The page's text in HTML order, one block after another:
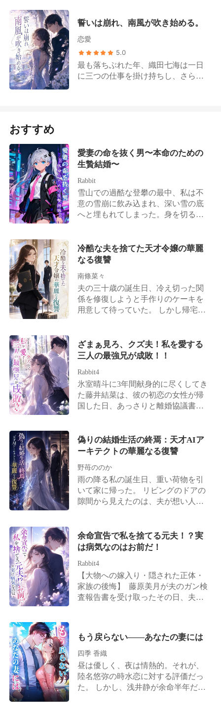
理由。それは、彼が愛してやまない
後輩の命を繋ぐための、ただの「生
きた血液バンク」として私を飼って
おくためだったのだ。 ――それな
ら、いいでしょう。あなたたちのそ
の残酷な望み、私が叶えてあげる。
付いたかのように熱く感じられる。
このドレスは、彼が私の勝訴を祝っ
ズ。私には窮屈で息が詰まるほどだ
ったが、唐沢沙織にはぴったりのサ
イズだった。 ふと、大学時代に教授
捨てることを決めた。
ることもできぬまま、胸に開いた穴
から命の光を少しずつ失っていっ
た。 私は血に濡れた子供たちの亡骸
を抱きしめ、黒石狼族の長老のもと
を訪れた。 「かつて、あなたが私を
救ってくださった時、私は白狼の月
ず、「お前が一番役立たずだから
継姉が美咲の妊娠の秘密を知り、彼
女の首を絞め上げた。 もう死ぬと思
ったその時、玄関のドアが突然押し
開けられた。 「ドレーヴン伯爵、ご
はせず、まず彼女の腹に視線を落と
し、冷たい声で尋ねた。「その子の
れられない人、夏晚晴が帰国した
時、寧舒禾はついに別れる決意を固
めた。これでお互い様だ。 離婚協議
書と国境なき医師団への申請が下り
るのを待つ間、寧舒禾はまさか封名
舟が夏晚晴のために、何度も自分を
誓いは崩れ、南風が吹き始める。
恋愛
5.0
最も落ちぶれた年、織田七海は一日
に三つの仕事を掛け持ちし、さらに
は、花嫁が入れ替わっていた。 七海
は目を赤くして笑ったが、泣きも騒
迎える一方で、彼女も名家の両親か
ら電話を受けた。 「七海、一族の内
乱は七日後には収まる。準備をして
おけ。その時、迎えに行く!」
おすすめ
愛妻の命を抜く男〜本命のための
生贄結婚〜
Rabbit
雪山での過酷な登攀の最中、私は不
意の雪崩に飲み込まれ、深い雪の底
へと埋もれてしまった。身を切るよ
ていた。 そんな私を、夫は素手で10
時間も雪を掘り続け、十本の指から
出してくれた。そして直ちにチャー
ター機を手配し、最高級のプライベ
ート病院へと私を運び込み、懸命の
救命措置をとらせたのだ。 生命維持
た。そこで耳にしたのは、夫と担当
医が交わす信じられない会話だっ
す。 なぜ、奥様の造血幹細胞まで一
滴残らず抜き取ろうとなさるのです
か！」 「ご主人、これでは、あなた
まいますよ！」 いつもは感情を抑え
た理知的な夫の声が、骨の髄まで凍
るような残忍さを帯びて静かに響い
た。 「今日まで、この女を何不自由
なく健康に生かしてやったこと。そ
れこそが俺の最大の慈悲だ」 「俺が
共に白髪になるまで添い遂げるの
して、あの女を救えるのはこの女の
命しかない。これは、この女があい
つに背負った借りの代償だ。何とし
ても命で返させる！」 ああ、そうい
うことだったのか。生も死も共にし
ようというあの美しい誓いは、私だ
けの哀れな独りよがりに過ぎなかっ
きた血液バンク」として私を飼って
おくためだったのだ。 ――それな
ら、いいでしょう。あなたたちのそ
の残酷な望み、私が叶えてあげる。
冷酷な夫を捨てた天才令嬢の華麗
なる復讐
南條菜々
夫の三十歳の誕生日、冷え切った関
係を修復しようと手作りのケーキを
用意して待っていた。 しかし帰宅し
夜中に出かけていこうとした。 「お
願い、今夜だけは、ここにい
私を、彼は虫ケラのように荒々しく
振り払った。 大理石のベンチに頭を
叩きつけられ、視界が血に染まる
中、彼は床の血を見ても「安っぽい
るような激痛の中、私の脳内で固く
閉ざされていた記憶の水門が轟音と
共に破壊された。 私はただの卑屈な
契約妻なんかじゃない。 日本経済を
裏で牛耳る西園寺財閥の正統な後継
者であり、世界を凌駕する伝説のハ
ッカーだったのだ。 臆病で愚かだっ
を突きつけると、私は私を貶めた全
ての者たちへ血の代償を支払わせる
ための行動を開始した。
ざまぁ見ろ、クズ夫！私を愛する
三人の最強兄が成敗！！
Rabbit4
氷室晴斗に3年間献身的に尽くしてき
た藤井結菜は、彼の初恋の女性が帰
国した日、あっさりと離婚協議書に
治療費すら失った愚か者だと嘲笑っ
た。 しかし予想に反し、結菜は最高
背後には、絶大な権力を持つ3人の兄
が従っていた。 長男は謎多き財閥の
トップ、次男は医学界の権威、三男
は天才弁護士である。 偽りの令嬢が
「違う、結菜こそが我々の本当の妹
だ」 そこで彼女は初めて、自分が名
た権力者であることを知る。 その
後、彼女は自立して輝き、3人の兄か
ら限りない寵愛を受ける。一方の氷
きた。 結菜は兄たちの腕に寄り添
長、まずは私の兄たちが賛成するか
どうか、聞いてみてはいかがです
か？」
偽りの結婚生活の終焉：天才AIア
ーキテクトの華麗なる復讐
野苺ののか
雨の降る私の誕生日、重い荷物を引
いて家に帰った。 リビングのドアの
隙間から見えたのは、夫が想い人の
より雅おば様の方がずっと優しくて
好き！」 娘の葵が無邪気に笑い、夫
微笑みでそれを見つめていた。 私の
誕生日は、夫の想い人と同じ日だっ
たのだ。彼らは私を置いて、雅を祝
うために高級レストランへと出かけ
越して雅の幻影を見続け、娘すら私
を軽蔑するようになっていた。 自分
を削ってまで守るべき偽りの家族な
ど、もう何もない。 私は離婚協議書
を残して家を出た。 そして、数百億
の資産を持つ天才AIアーキテクトと
余命宣告で私を捨てる元夫！？実
は病気なのはお前だ！
Rabbit4
【大物への嫁入り・隠された正体・
家族の後悔】 藤原美月が夫のガン検
査報告書を受け取ったその日、夫か
に嫌悪感を示し、「もうすぐ死ぬ人
間が、お金を無駄遣いするんじゃな
いよ」と言い放つ。 夫は一枚の離婚
協議書を取り出し、「美咲が俺の子
を身ごもった。離婚しよう！」と告
もう戻らない――あなたの妻には
四季 香織
昼は優しく、夜は情熱的。それが、
陸名悠弥の時水恋に対する評価だっ
た。 しかし、浅井静が余命半年だと